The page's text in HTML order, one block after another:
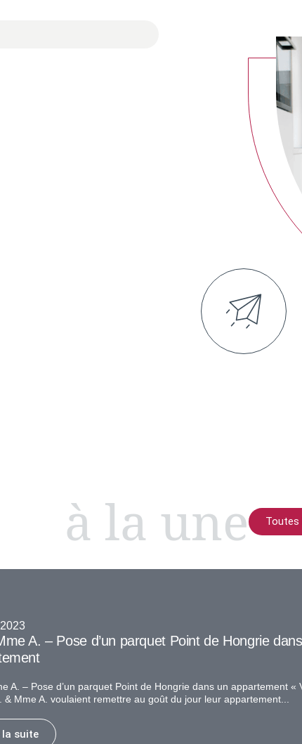
à la une Toutes
A. – Pose d’un parquet Point de Hongrie
A. – Pose d’un parquet Point de Hongrie dans un appartement «
& Mme A. voulaient remettre au goût du jour leur appartement...
la suite